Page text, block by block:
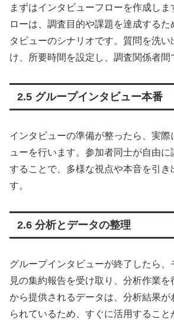
まずはインタビューフローを作成しま
ローは、調査目的や課題を達成する
タビューのシナリオです。質問を洗
け、所要時間を設定し、調査関係者間
2.5 グループインタビュー本番
インタビューの準備が整ったら、実
ューを行います。参加者同士が自由
することで、多様な視点や本音を引き
す。
2.6 分析とデータの整理
グループインタビューが終了したら
見の集約報告を受け取り、分析作業
から提供されるデータは、分析結果が
られているため、すぐに活用すること